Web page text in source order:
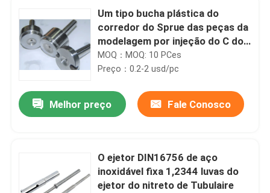
Um tipo bucha plástica do
corredor do Sprue das peças da
modelagem por injeção do C do
B
MOQ：MOQ: 10 PCes
Preço：0.2-2 usd/pc
Melhor preço Fale Conosco
O ejetor DIN16756 de aço
inoxidável fixa 1,2344 luvas do
ejetor do nitreto de Tubulaire